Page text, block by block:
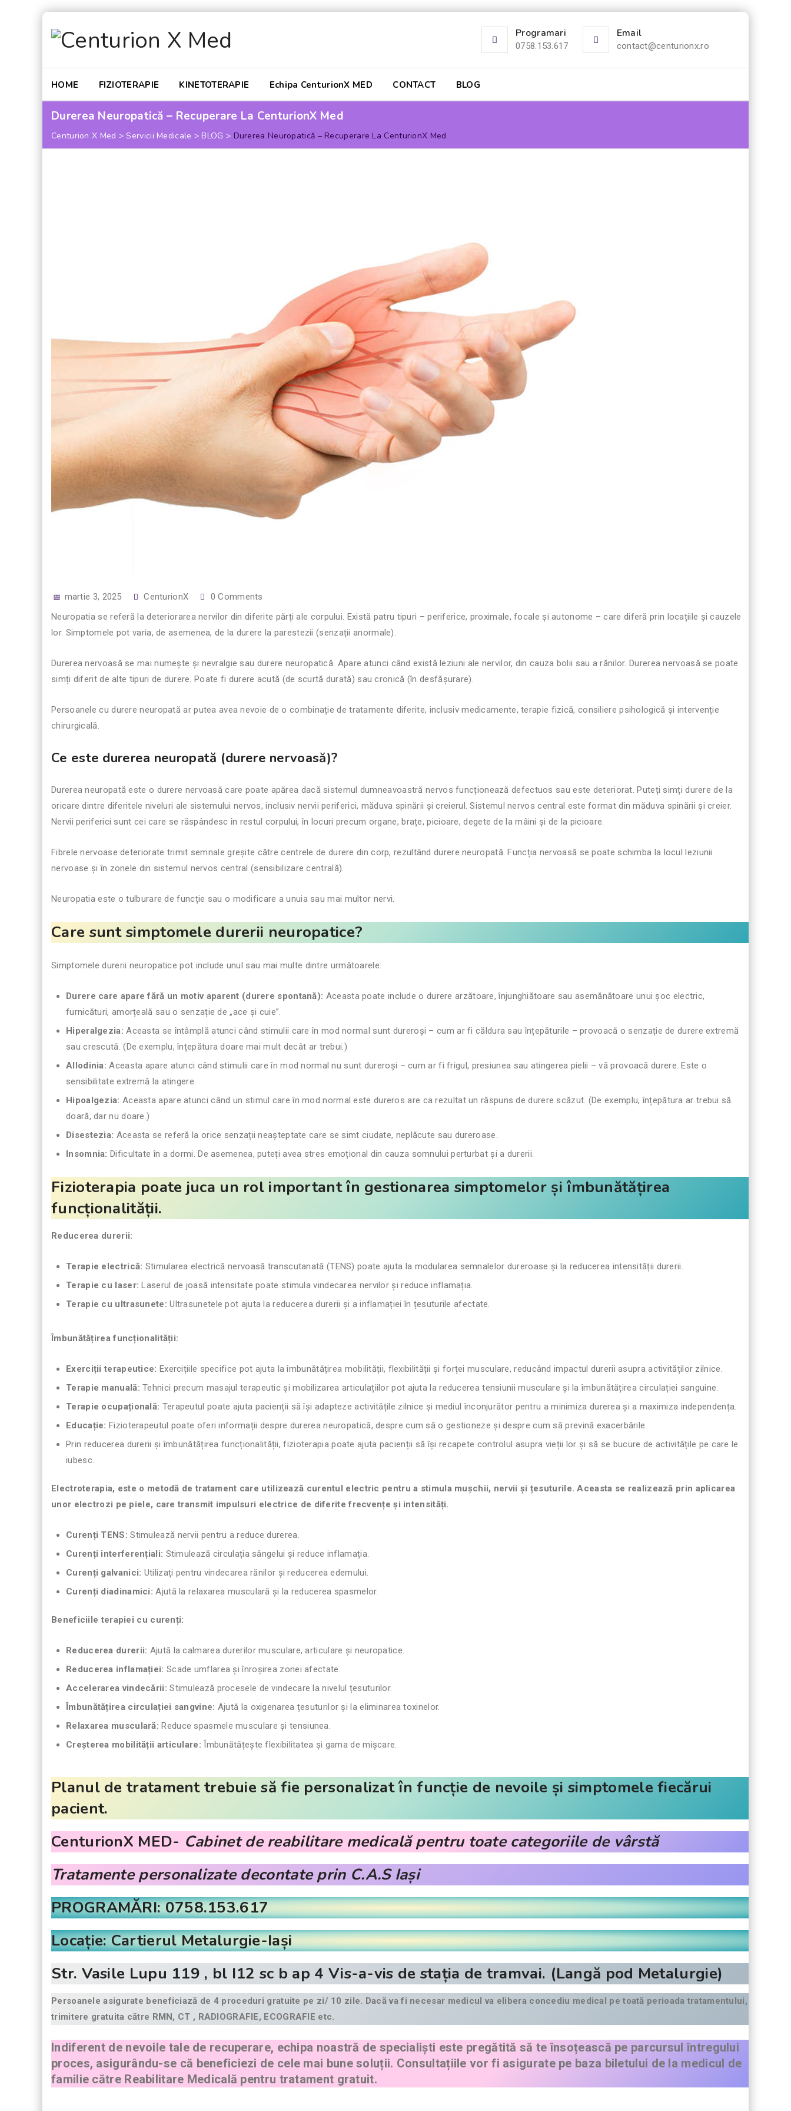
Programari
0758.153.617
Email
contact@centurionx.ro
HOME FIZIOTERAPIE KINETOTERAPIE Echipa CenturionX MED CONTACT BLOG
Durerea Neuropatică – Recuperare La CenturionX Med
Centurion X Med >Servicii Medicale > BLOG > Durerea Neuropatică – Recuperare La CenturionX Med
martie 3, 2025 CenturionX
0 Comments
Neuropatia se referă la deteriorarea nervilor din diferite părți ale corpului. Există patru tipuri – periferice, proximale, focale și autonome – care diferă prin locațiile și cauzele
lor. Simptomele pot varia, de asemenea, de la durere la parestezii (senzații anormale).
Durerea nervoasă se mai numește și nevralgie sau durere neuropatică. Apare atunci când există leziuni ale nervilor, din cauza bolii sau a rănilor. Durerea nervoasă se poate
simți diferit de alte tipuri de durere. Poate fi durere acută (de scurtă durată) sau cronică (în desfășurare).
Persoanele cu durere neuropată ar putea avea nevoie de o combinație de tratamente diferite, inclusiv medicamente, terapie fizică, consiliere psihologică și intervenție
chirurgicală.
Ce este durerea neuropată (durere nervoasă)?
Durerea neuropată este o durere nervoasă care poate apărea dacă sistemul dumneavoastră nervos funcționează defectuos sau este deteriorat. Puteți simți durere de la
oricare dintre diferitele niveluri ale sistemului nervos, inclusiv nervii periferici, măduva spinării și creierul. Sistemul nervos central este format din măduva spinării și creier.
Nervii periferici sunt cei care se răspândesc în restul corpului, în locuri precum organe, brațe, picioare, degete de la mâini și de la picioare.
Fibrele nervoase deteriorate trimit semnale greșite către centrele de durere din corp, rezultând durere neuropată. Funcția nervoasă se poate schimba la locul leziunii
nervoase și în zonele din sistemul nervos central (sensibilizare centrală).
Neuropatia este o tulburare de funcție sau o modificare a unuia sau mai multor nervi.
Care sunt simptomele durerii neuropatice?
Simptomele durerii neuropatice pot include unul sau mai multe dintre următoarele:
Durere care apare fără un motiv aparent (durere spontană): Aceasta poate include o durere arzătoare, înjunghiătoare sau asemănătoare unui șoc electric,
furnicături, amorțeală sau o senzație de „ace și cuie”.
Hiperalgezia: Aceasta se întâmplă atunci când stimulii care în mod normal sunt dureroși – cum ar fi căldura sau înțepăturile – provoacă o senzație de durere extremă
sau crescută. (De exemplu, înțepătura doare mai mult decât ar trebui.)
Allodinia: Aceasta apare atunci când stimulii care în mod normal nu sunt dureroși – cum ar fi frigul, presiunea sau atingerea pielii – vă provoacă durere. Este o
sensibilitate extremă la atingere.
Hipoalgezia: Aceasta apare atunci când un stimul care în mod normal este dureros are ca rezultat un răspuns de durere scăzut. (De exemplu, înțepătura ar trebui să
doară, dar nu doare.)
Disestezia: Aceasta se referă la orice senzații neașteptate care se simt ciudate, neplăcute sau dureroase.
Insomnia: Dificultate în a dormi. De asemenea, puteți avea stres emoțional din cauza somnului perturbat și a durerii.
Fizioterapia poate juca un rol important în gestionarea simptomelor și îmbunătățirea
funcționalității.
Reducerea durerii:
Terapie electrică: Stimularea electrică nervoasă transcutanată (TENS) poate ajuta la modularea semnalelor dureroase și la reducerea intensității durerii.
Terapie cu laser: Laserul de joasă intensitate poate stimula vindecarea nervilor și reduce inflamația.
Terapie cu ultrasunete: Ultrasunetele pot ajuta la reducerea durerii și a inflamației în țesuturile afectate.
Îmbunătățirea funcționalității:
Exerciții terapeutice: Exercițiile specifice pot ajuta la îmbunătățirea mobilității, flexibilității și forței musculare, reducând impactul durerii asupra activităților zilnice.
Terapie manuală: Tehnici precum masajul terapeutic și mobilizarea articulațiilor pot ajuta la reducerea tensiunii musculare și la îmbunătățirea circulației sanguine.
Terapie ocupațională: Terapeutul poate ajuta pacienții să își adapteze activitățile zilnice și mediul înconjurător pentru a minimiza durerea și a maximiza independența.
Educație: Fizioterapeutul poate oferi informații despre durerea neuropatică, despre cum să o gestioneze și despre cum să prevină exacerbările.
Prin reducerea durerii și îmbunătățirea funcționalității, fizioterapia poate ajuta pacienții să își recapete controlul asupra vieții lor și să se bucure de activitățile pe care le
iubesc.
Electroterapia, este o metodă de tratament care utilizează curentul electric pentru a stimula mușchii, nervii și țesuturile. Aceasta se realizează prin aplicarea
unor electrozi pe piele, care transmit impulsuri electrice de diferite frecvențe și intensități.
Curenți TENS: Stimulează nervii pentru a reduce durerea.
Curenți interferențiali: Stimulează circulația sângelui și reduce inflamația.
Curenți galvanici: Utilizați pentru vindecarea rănilor și reducerea edemului.
Curenți diadinamici: Ajută la relaxarea musculară și la reducerea spasmelor.
Beneficiile terapiei cu curenți:
Reducerea durerii: Ajută la calmarea durerilor musculare, articulare și neuropatice.
Reducerea inflamației: Scade umflarea și înroșirea zonei afectate.
Accelerarea vindecării: Stimulează procesele de vindecare la nivelul țesuturilor.
Îmbunătățirea circulației sangvine: Ajută la oxigenarea țesuturilor și la eliminarea toxinelor.
Relaxarea musculară: Reduce spasmele musculare și tensiunea.
Creșterea mobilității articulare: Îmbunătățește flexibilitatea și gama de mișcare.
Planul de tratament trebuie să fie personalizat în funcție de nevoile și simptomele fiecărui
pacient.
CenturionX MED- Cabinet de reabilitare medicală pentru toate categoriile de vârstă
Tratamente personalizate decontate prin C.A.S Iași
PROGRAMĂRI: 0758.153.617
Locație: Cartierul Metalurgie-Iași
Str. Vasile Lupu 119 , bl I12 sc b ap 4 Vis-a-vis de stația de tramvai. (Langă pod Metalurgie)
Persoanele asigurate beneficiază de 4 proceduri gratuite pe zi/ 10 zile. Dacă va fi necesar medicul va elibera concediu medical pe toată perioada tratamentului,
trimitere gratuita către RMN, CT , RADIOGRAFIE, ECOGRAFIE etc.
Indiferent de nevoile tale de recuperare, echipa noastră de specialiști este pregătită să te însoțească pe parcursul întregului
proces, asigurându-se că beneficiezi de cele mai bune soluții. Consultațiile vor fi asigurate pe baza biletului de la medicul de
familie către Reabilitare Medicală pentru tratament gratuit.